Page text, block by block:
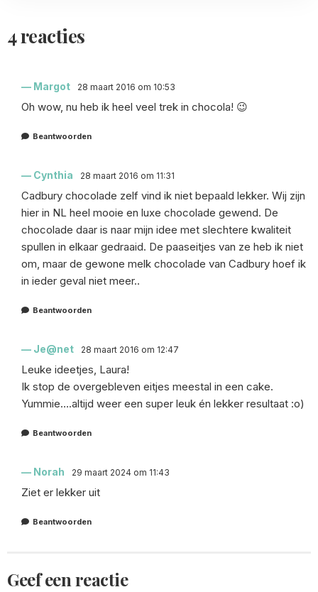
4 reacties
Margot 28 maart 2016 om 10:53
Oh wow, nu heb ik heel veel trek in chocola! 😉
Beantwoorden
Cynthia 28 maart 2016 om 11:31
Cadbury chocolade zelf vind ik niet bepaald lekker. Wij zijn
hier in NL heel mooie en luxe chocolade gewend. De
chocolade daar is naar mijn idee met slechtere kwaliteit
spullen in elkaar gedraaid. De paaseitjes van ze heb ik niet
om, maar de gewone melk chocolade van Cadbury hoef ik
in ieder geval niet meer..
Beantwoorden
Je@net 28 maart 2016 om 12:47
Leuke ideetjes, Laura!
Ik stop de overgebleven eitjes meestal in een cake.
Yummie….altijd weer een super leuk én lekker resultaat :o)
Beantwoorden
Norah 29 maart 2024 om 11:43
Ziet er lekker uit
Beantwoorden
Geef een reactie